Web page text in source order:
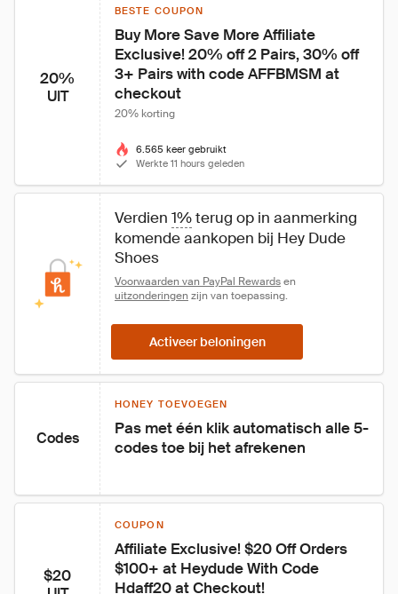
20%
UIT
BESTE COUPON
Buy More Save More Affiliate
Exclusive! 20% off 2 Pairs, 30% off
3+ Pairs with code AFFBMSM at
checkout
20% korting
6.565 keer gebruikt
Werkte 11 hours geleden
Verdien 1% terug op in aanmerking
komende aankopen bij Hey Dude
Shoes
Voorwaarden van PayPal Rewards en
uitzonderingen zijn van toepassing.
Activeer beloningen
Codes
HONEY TOEVOEGEN
Pas met één klik automatisch alle 5-
codes toe bij het afrekenen
$20
COUPON
Affiliate Exclusive! $20 Off Orders
$100+ at Heydude With Code
Hdaff20 at Checkout!